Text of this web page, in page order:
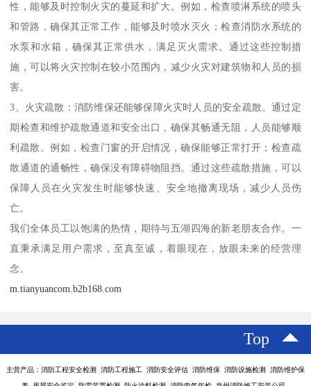
性，能够及时控制火灾的蔓延和扩大。例如，检查喷淋系统的喷头
和管路，确保其正常工作，能够及时喷水灭火；检查消防水系统的
水泵和水箱，确保其正常供水，满足灭火需求。通过这些控制措
施，可以将火灾控制在较小范围内，减少火灾对建筑物和人员的损
害。
3、火灾疏散：消防维保还能够保障火灾时人员的安全疏散。通过定
期检查和维护疏散通道和安全出口，确保其畅通无阻，人员能够顺
利疏散。例如，检查门窗的开启情况，确保能够正常打开；检查疏
散通道的通畅性，确保没有障碍物阻挡。通过这些疏散措施，可以
保障人员在火灾发生时能够快速、安全地撤离现场，减少人员伤
亡。
我们全体员工以饱满的热情，期待与五湖四海的新老朋友合作。一
直秉承满足用户需求，至真至诚，着眼现在，放眼未来的经营理
念。
m.tianyuancom.b2b168.com
Top
主营产品：消防工程安全检测 消防工程施工 消防安全评估 消防维保 消防设施检测 消防维护保